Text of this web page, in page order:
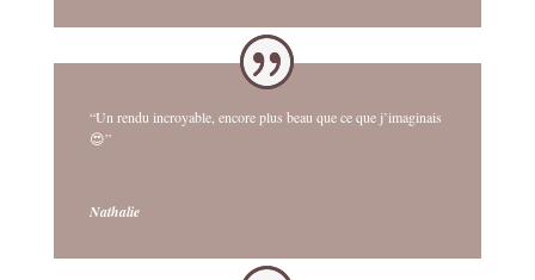
“Un rendu incroyable, encore plus beau que ce que j’imaginais
😍”
Nathalie